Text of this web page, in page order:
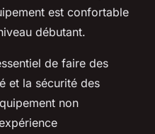
est confortable
débutant.
de faire des
et la sécurité des
non